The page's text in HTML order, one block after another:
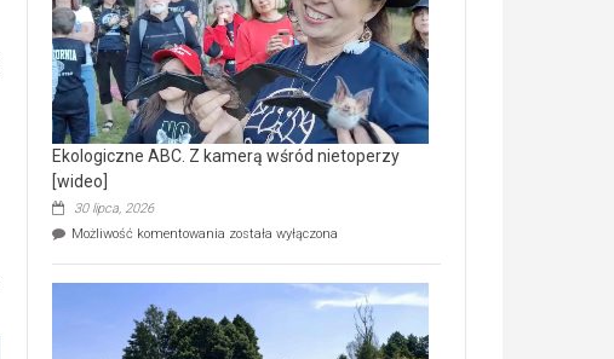
natury
[wideo]
Ekologiczne ABC. Z kamerą wśród nietoperzy
[wideo]
30 lipca, 2026
Możliwość komentowania Ekologiczne
wśród
nietoperzy
[wideo]
została wyłączona